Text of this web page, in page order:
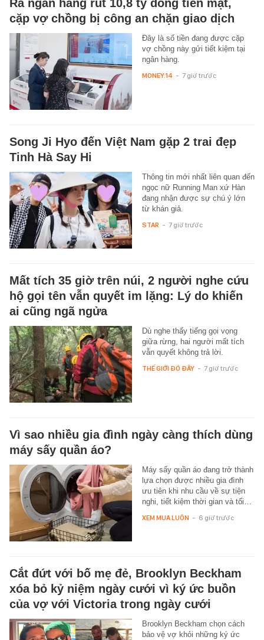
Ra ngân hàng rút 10,8 tỷ đồng tiền mặt,
cặp vợ chồng bị công an chặn giao dịch
Đây là số tiền đang được cặp
vợ chồng này gửi tiết kiệm tại
ngân hàng.
MONEY.14 - 7 giờ trước
Song Ji Hyo đến Việt Nam gặp 2 trai đẹp
Tinh Hà Say Hi
Thông tin mới nhất liên quan đến
ngọc nữ Running Man xứ Hàn
đang nhận được sự chú ý lớn
từ khán giả.
STAR - 7 giờ trước
Mất tích 35 giờ trên núi, 2 người nghe cứu
hộ gọi tên vẫn quyết im lặng: Lý do khiến
ai cũng ngã ngửa
Dù nghe thấy tiếng gọi vọng
giữa rừng, hai người mất tích
vẫn quyết không trả lời.
THẾ GIỚI ĐÓ ĐÂY - 7 giờ trước
Vì sao nhiều gia đình ngày càng thích dùng
máy sấy quần áo?
Máy sấy quần áo đang trở thành
lựa chọn được nhiều gia đình
ưu tiên khi nhu cầu về sự tiện
nghi, tiết kiệm thời gian và tối…
XEM MUA LUÔN - 6 giờ trước
Cắt đứt với bố mẹ đẻ, Brooklyn Beckham
xóa bỏ kỷ niệm ngày cưới vì ký ức buồn
của vợ với Victoria trong ngày cưới
Brooklyn Beckham chọn cách
bảo vệ vợ khỏi những ký ức